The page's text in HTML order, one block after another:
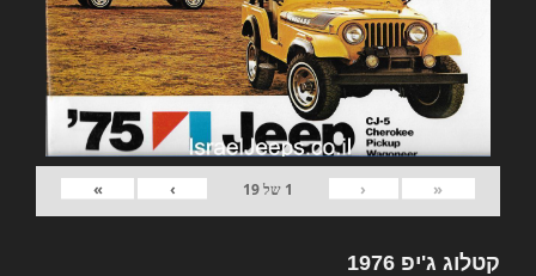
«
‹
1 של19
›
»
קטלוג ג'יפ 1976